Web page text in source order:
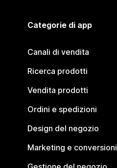
Categorie di app
Canali di vendita
Ricerca prodotti
Vendita prodotti
Ordini e spedizioni
Design del negozio
Marketing e conversioni